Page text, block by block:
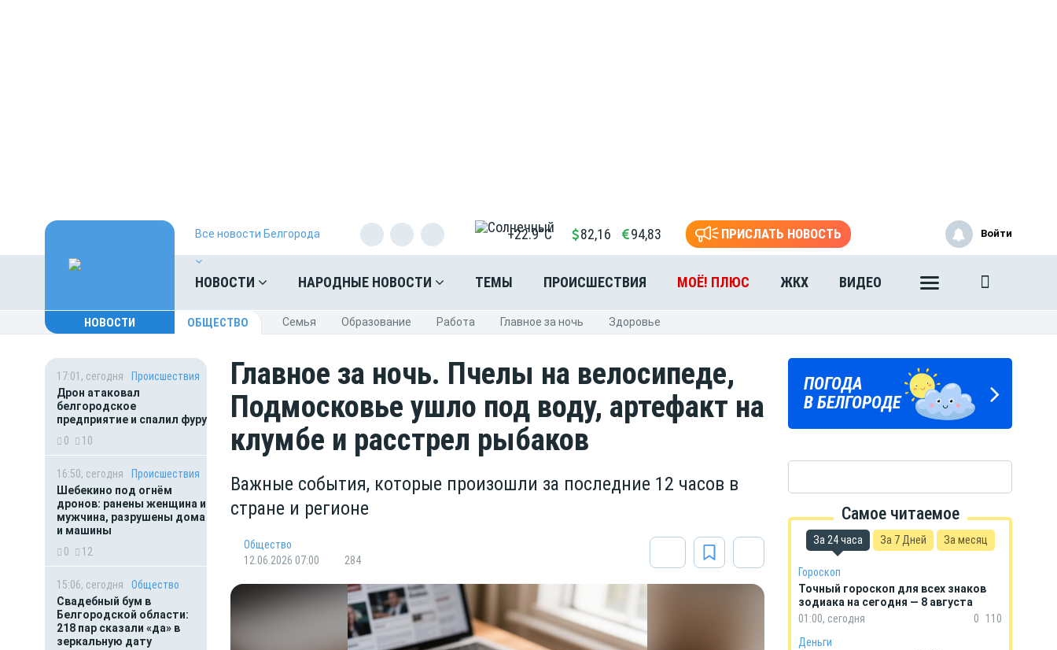
Все новости Белгорода +22.9°C 82,16 94,83 ПРИСЛАТЬ НОВОСТЬ
НОВОСТИ НАРОДНЫЕ НОВОСТИ ТЕМЫ ПРОИСШЕСТВИЯ МОЁ! ПЛЮС ЖКХ ВИДЕО
Войти
НОВОСТИ ОБЩЕСТВО Cемья Oбразование Pабота Главное за ночь Здоровье
17:01, сегодня
Происшествия
Дрон атаковал
белгородское
предприятие и спалил фуру
0
10
16:50, сегодня
Происшествия
Шебекино под огнём
дронов: ранены женщина и
мужчина, разрушены дома
и машины
0
12
15:06, сегодня
Общество
Свадебный бум в
Белгородской области:
218 пар сказали «да» в
зеркальную дату
Главное за ночь. Пчелы на велосипеде,
Подмосковье ушло под воду, артефакт на
клумбе и расстрел рыбаков
Важные события, которые произошли за последние 12 часов в
стране и регионе
Общество
12.06.2026 07:00
284
ПОГОДА
В БЕЛГОРОДЕ
ГОРОСКОП
НА КАЖДЫЙ ДЕНЬ
Подпишись
на тг-канал
«МОЁ! Белгород»
Самое читаемое
За 24 часа За 7 Дней За месяц
Гороскоп
Точный гороскоп для всех знаков
зодиака на сегодня — 8 августа
01:00, сегодня
0
110
Деньги